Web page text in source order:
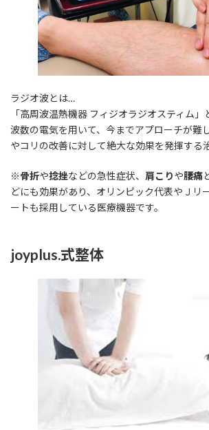
ラジオ波とは…
「高周波温熱機器 フィジオラジオスティム
波数の電気を用いて、今までアプローチが難
やコリの改善に対して絶大な効果を発揮する
※骨折や捻挫などの急性症状、 肩こりや腰痛
どにも効果があり、オリンピック代表やＪリ
ートも採用している医療機器です。
joyplus.式整体